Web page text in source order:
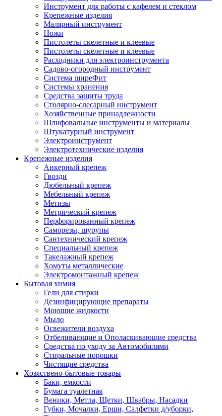
Инструмент для работы с кафелем и стеклом
Крепежные изделия
Малярный инструмент
Ножи
Пистолеты скелетные и клеевые
Пистолеты скелетные и клеевые
Расходники для электроинструмента
Садово-огородный инструмент
Система ширеФит
Системы хранения
Средства защиты труда
Столярно-слесарный инструмент
Хозяйственные принадлежности
Шлифовальные инструменты и материалы
Штукатурный инструмент
Электроинструмент
Электротехнические изделия
Крепежные изделия
Анкерный крепеж
Гвозди
Дюбельный крепеж
Мебельный крепеж
Метизы
Метрический крепеж
Перфорированный крепеж
Саморезы, шурупы
Сантехнический крепеж
Специальный крепеж
Такелажный крепеж
Хомуты металлические
Электромонтажный крепеж
Бытовая химия
Гели для стирки
Дезинфицирующие препараты
Моющие жидкости
Мыло
Освежители воздуха
Отбеливающие и Ополаскивающие средства
Средства по уходу за Автомобилями
Стиральные порошки
Чистящие средства
Хозяствено-бытовые товары
Баки, емкости
Бумага туалетная
Веники, Метла, Щетки, Швабры, Насадки
Губки, Мочалки, Ерши, Салфетки д/уборки,